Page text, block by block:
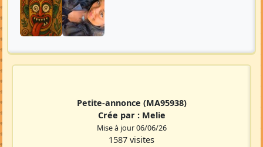
Petite-annonce (MA95938)
Crée par : Melie
Mise à jour 06/06/26
1587 visites